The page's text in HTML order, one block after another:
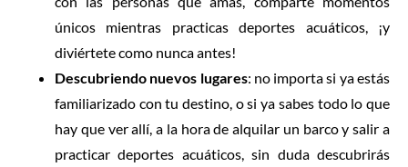
únicos mientras practicasdeportes acuáticos, ¡y
diviértete como nunca antes!
Descubriendo nuevos lugares: no importa si ya estás
familiarizado con tu destino, o si ya sabes todo lo que
hay que ver allí, a la hora de alquilar un barco y salir a
practicar deportes acuáticos, sin duda descubrirás